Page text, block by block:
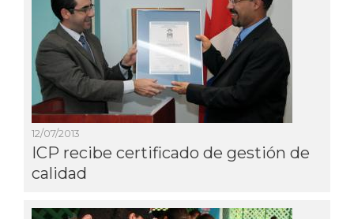
12/07/2013
ICP recibe certificado de gestión de
calidad